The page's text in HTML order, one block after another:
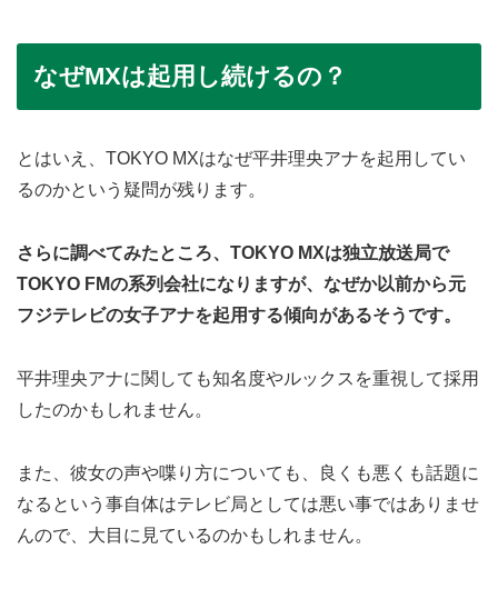
なぜMXは起用し続けるの？
とはいえ、TOKYO MXはなぜ平井理央アナを起用してい
るのかという疑問が残ります。
さらに調べてみたところ、TOKYO MXは独立放送局で
TOKYO FMの系列会社になりますが、なぜか以前から元
フジテレビの女子アナを起用する傾向があるそうです。
平井理央アナに関しても知名度やルックスを重視して採用
したのかもしれません。
また、彼女の声や喋り方についても、良くも悪くも話題に
なるという事自体はテレビ局としては悪い事ではありませ
んので、大目に見ているのかもしれません。